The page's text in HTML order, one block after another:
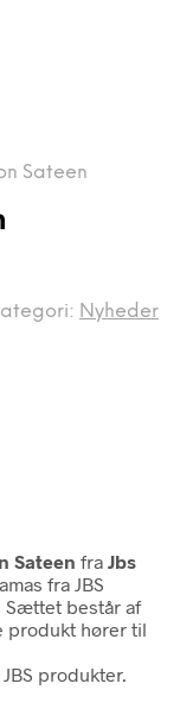
Sateen
Nyheder
Sateen fra Jbs
fra JBS
Sættet består af
produkt hører til
produkter.